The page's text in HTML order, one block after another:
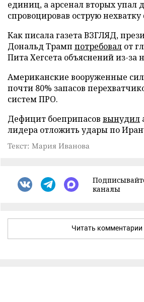
единиц, а арсенал вторых упал
спровоцировав острую
Как писала газета ВЗГЛЯД,
Дональд Трамп потребовал от
Пита Хегсета объяснений из-за
Американские вооруженные
почти 80% запасов
систем ПРО.
Дефицит боеприпасов вынудил
лидера отложить удары по
Текст: Мария Иванова
каналы
Читать комментарии